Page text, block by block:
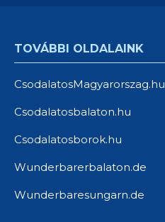
TOVÁBBI OLDALAINK
CsodalatosMagyarorszag.hu
Csodalatosbalaton.hu
Csodalatosborok.hu
Wunderbarerbalaton.de
Wunderbaresungarn.de